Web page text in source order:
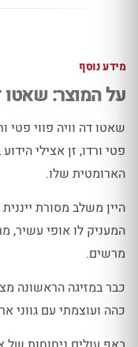
מידע נוסף
על המוצר: שאטו
שאטו דה וויה פווי פטי
פטי ורדו, זן אצילי
הארומטית שלו.
היין משלב מסורת
המעניק לו אופי עשיר,
מרשים.
כבר במזיגה הראשונה
כהה ועוצמתי עם גווני